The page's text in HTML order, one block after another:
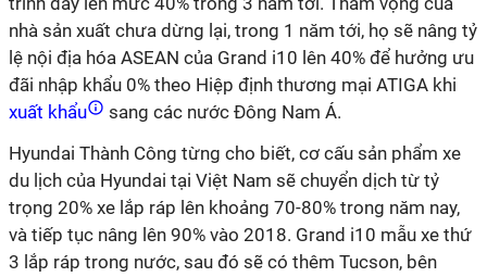
nhà sản xuất chưa dừng lại, trong 1 năm tới, họ sẽ nâng tỷ
lệ nội địa hóa ASEAN của Grand i10 lên 40% để hưởng ưu
đãi nhập khẩu 0% theo Hiệp định thương mại ATIGA khi
xuất khẩu
sang các nước Đông Nam Á.
Hyundai Thành Công từng cho biết, cơ cấu sản phẩm xe
du lịch của Hyundai tại Việt Nam sẽ chuyển dịch từ tỷ
trọng 20% xe lắp ráp lên khoảng 70-80% trong năm nay,
và tiếp tục nâng lên 90% vào 2018. Grand i10 mẫu xe thứ
3 lắp ráp trong nước, sau đó sẽ có thêm Tucson, bên